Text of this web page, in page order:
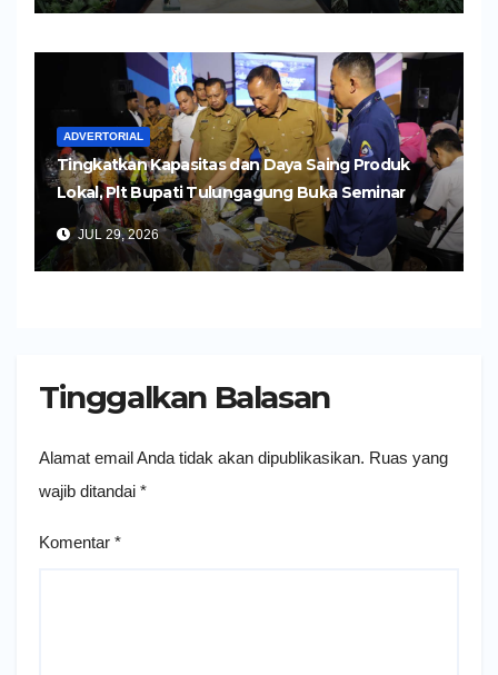
ADVERTORIAL
Tingkatkan Kapasitas dan Daya Saing Produk
Lokal, Plt Bupati Tulungagung Buka Seminar
Impor dan Ekspor Produk UMKM
JUL 29, 2026
Tinggalkan Balasan
Alamat email Anda tidak akan dipublikasikan. Ruas yang
wajib ditandai *
Komentar *